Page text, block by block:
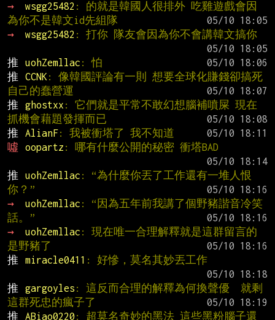
→
wsgg25482 : 的就是韓國人很排外 吃雞遊戲會因
為你不是韓文id先組隊
→
wsgg25482 : 打你 隊友會因為你不會講韓文搞你
推
uohZemllac : 怕
推
CCNK : 像韓國評論有一則 想要全球化賺錢卻搞死
自己的蠢營運
推
ghostxx : 它們就是平常不敢幻想腦補噴屎 現在
抓機會藉題發揮而已
推
AlianF: 我被衝塔了 我不知道
噓
oopartz : 哪有什麼公開的秘密 衝塔BAD
推
uohZemllac : “為什麼你丟了工作還有一堆人恨
你？”
→
uohZemllac : “因為五年前我講了個野豬諧音冷笑
話。”
→
uohZemllac : 現在唯一合理解釋就是這群留言的
是野豬了
推
miracle0411 : 好慘，莫名其妙丟工作
推
gargoyles : 這反而合理的解釋為何換聲優  就剩
這群死忠的瘋子了
推
ABiao0220 : 超莫名奇妙的黑法 這些黑粉腦子還